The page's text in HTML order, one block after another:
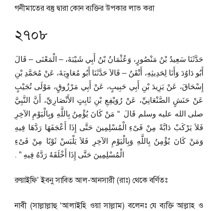
গনীমাতের বস্তু দ্বারা কোন ব্যক্তির উপকার লাভ করা
২৭০৮
حَدَّثَنَا سَعِيدُ بْنُ مَنْصُورٍ، وَعُثْمَانُ بْنُ أَبِي شَيْبَةَ، – الْمَعْنَى – قَالَ
أَبُو دَاوُدَ وَأَنَا لِحَدِيثِهِ، أَتْقَنُ – قَالاَ حَدَّثَنَا أَبُو مُعَاوِيَةَ، عَنْ مُحَمَّدِ بْنِ
إِسْحَاقَ، عَنْ يَزِيدَ بْنِ أَبِي حَبِيبٍ، عَنْ أَبِي مَرْزُوقٍ، مَوْلَى تُجَيْبٍ
عَنْ حَنَشٍ الصَّنْعَانِيِّ، عَنْ رُوَيْفِعِ بْنِ ثَابِتٍ الأَنْصَارِيِّ، أَنَّ النَّبِيَّ
صلى الله عليه وسلم قَالَ ‏ “‏ مَنْ كَانَ يُؤْمِنُ بِاللَّهِ وَبِالْيَوْمِ الآخِرِ
فَلاَ يَرْكَبْ دَابَّةً مِنْ فَىْءِ الْمُسْلِمِينَ حَتَّى إِذَا أَعْجَفَهَا رَدَّهَا فِيهِ
وَمَنْ كَانَ يُؤْمِنُ بِاللَّهِ وَبِالْيَوْمِ الآخِرِ فَلاَ يَلْبَسْ ثَوْبًا مِنْ فَىْءِ
الْمُسْلِمِينَ حَتَّى إِذَا أَخْلَقَهُ رَدَّهُ فِيهِ ‏”‏ ‏.‏
রুয়াইফি’ ইবনু সাবিত আল-আনসারী (রাঃ) থেকে বর্ণিতঃ
নাবী (সাল্লাল্লাহু ‘আলাইহি ওয়া সাল্লাম) বলেনঃ যে ব্যক্তি আল্লাহ ও